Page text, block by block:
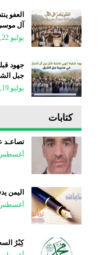
العفو
آل
يوليو 22, 2026
جهود
جبل
يوليو 19, 2026
كتابات
تصاعـد
أغسطس 6,
اليمن يدفن 70 عامًا من
أغسطس 5,
كِبْرُ